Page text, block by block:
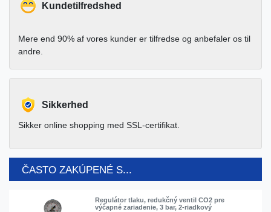
Kundetilfredshed
Mere end 90% af vores kunder er tilfredse og anbefaler os til
andre.
Sikkerhed
Sikker online shopping med SSL-certifikat.
ČASTO ZAKÚPENÉ S...
Regulátor tlaku, redukčný ventil CO2 pre
výčapné zariadenie, 3 bar, 2-riadkový